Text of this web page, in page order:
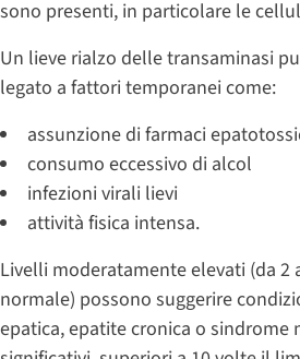
sono presenti, in particolare le
Un lieve rialzo delle transaminasi
legato a fattori temporanei come:
assunzione di farmaci
consumo eccessivo di alcol
infezioni virali lievi
attività fisica intensa.
Livelli moderatamente elevati (da 2
normale) possono suggerire
epatica, epatite cronica o sindrome